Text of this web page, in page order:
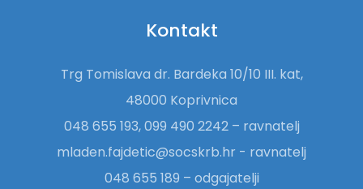
Kontakt
Trg Tomislava dr. Bardeka 10/10 III. kat,
48000 Koprivnica
048 655 193, 099 490 2242 – ravnatelj
mladen.fajdetic@socskrb.hr - ravnatelj
048 655 189 – odgajatelji